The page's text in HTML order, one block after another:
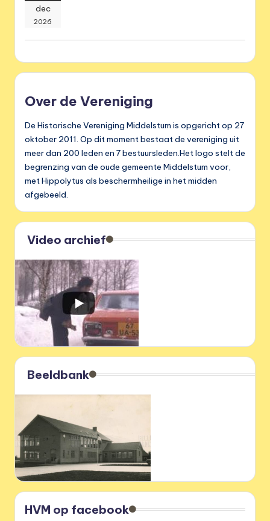
dec
2026
Over de Vereniging
De Historische Vereniging Middelstum is opgericht op 27
oktober 2011. Op dit moment bestaat de vereniging uit
meer dan 200 leden en 7 bestuursleden.Het logo stelt de
begrenzing van de oude gemeente Middelstum voor,
met Hippolytus als beschermheilige in het midden
afgebeeld.
Video archief
Beeldbank
HVM op facebook